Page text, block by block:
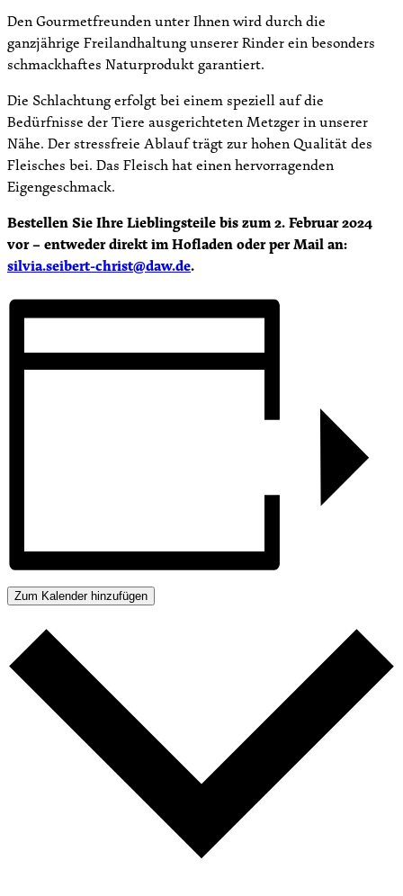
Den Gourmetfreunden unter Ihnen wird durch die
ganzjährige Freilandhaltung unserer Rinder ein besonders
schmackhaftes Naturprodukt garantiert.
Die Schlachtung erfolgt bei einem speziell auf die
Bedürfnisse der Tiere ausgerichteten Metzger in unserer
Nähe. Der stressfreie Ablauf trägt zur hohen Qualität des
Fleisches bei. Das Fleisch hat einen hervorragenden
Eigengeschmack.
Bestellen Sie Ihre Lieblingsteile bis zum 2. Februar 2024
vor – entweder direkt im Hofladen oder per Mail an:
silvia.seibert-christ@daw.de.
Zum Kalender hinzufügen